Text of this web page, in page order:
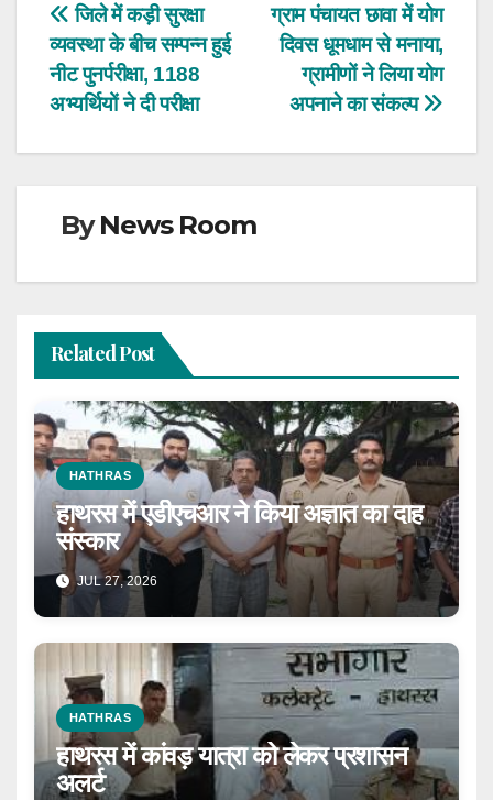
Post
navigation
ग्राम पंचायत छावा में योग
दिवस धूमधाम से मनाया,
ग्रामीणों ने लिया योग
अपनाने का संकल्प
जिले में कड़ी सुरक्षा
व्यवस्था के बीच सम्पन्न हुई
नीट पुनर्परीक्षा, 1188
अभ्यर्थियों ने दी परीक्षा
ByNews Room
Related Post
HATHRAS
हाथरस में एडीएचआर ने किया अज्ञात का दाह
संस्कार
JUL 27, 2026
HATHRAS
हाथरस में कांवड़ यात्रा को लेकर प्रशासन
अलर्ट